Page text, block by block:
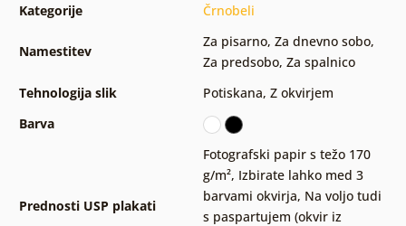
Kategorije Črnobeli
Namestitev
Za pisarno, Za dnevno sobo,
Za predsobo, Za spalnico
Tehnologija slik
Potiskana, Z okvirjem
Barva
Prednosti USP plakati
Fotografski papir s težo 170
g/m², Izbirate lahko med 3
barvami okvirja, Na voljo tudi
s paspartujem (okvir iz